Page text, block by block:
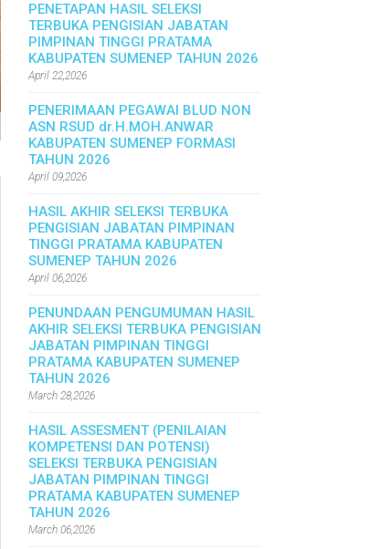
PENETAPAN HASIL SELEKSI
TERBUKA PENGISIAN JABATAN
PIMPINAN TINGGI PRATAMA
KABUPATEN SUMENEP TAHUN 2026
April 22,2026
PENERIMAAN PEGAWAI BLUD NON
ASN RSUD dr.H.MOH.ANWAR
KABUPATEN SUMENEP FORMASI
TAHUN 2026
April 09,2026
HASIL AKHIR SELEKSI TERBUKA
PENGISIAN JABATAN PIMPINAN
TINGGI PRATAMA KABUPATEN
SUMENEP TAHUN 2026
April 06,2026
PENUNDAAN PENGUMUMAN HASIL
AKHIR SELEKSI TERBUKA PENGISIAN
JABATAN PIMPINAN TINGGI
PRATAMA KABUPATEN SUMENEP
TAHUN 2026
March 28,2026
HASIL ASSESMENT (PENILAIAN
KOMPETENSI DAN POTENSI)
SELEKSI TERBUKA PENGISIAN
JABATAN PIMPINAN TINGGI
PRATAMA KABUPATEN SUMENEP
TAHUN 2026
March 06,2026